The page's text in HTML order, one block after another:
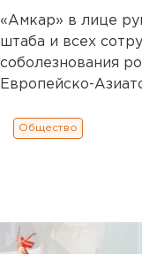
«Амкар» в лице
штаба и всех
соболезнования
Европейско-
Общество